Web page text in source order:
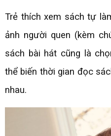
Trẻ thích xem sách tự
ảnh người quen (kèm
sách bài hát cũng là
thể biến thời gian đọc
nhau.